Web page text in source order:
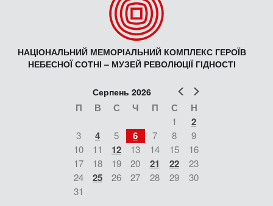
НАЦІОНАЛЬНИЙ МЕМОРІАЛЬНИЙ КОМПЛЕКС ГЕРОЇВ
НЕБЕСНОЇ СОТНІ – МУЗЕЙ РЕВОЛЮЦІЇ ГІДНОСТІ
Попер
Серпень 2026
П В С Ч П С Н
1 2
3 4 5 6 7 8
9
10
11 12 13 14 15
16
17
18 19 20 21 22
23
24
25 26 27 28 29
30
31